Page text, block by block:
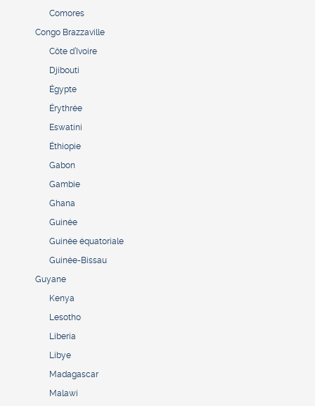
Comores
Congo Brazzaville
Côte d’Ivoire
Djibouti
Égypte
Érythrée
Eswatini
Éthiopie
Gabon
Gambie
Ghana
Guinée
Guinée équatoriale
Guinée-Bissau
Guyane
Kenya
Lesotho
Liberia
Libye
Madagascar
Malawi